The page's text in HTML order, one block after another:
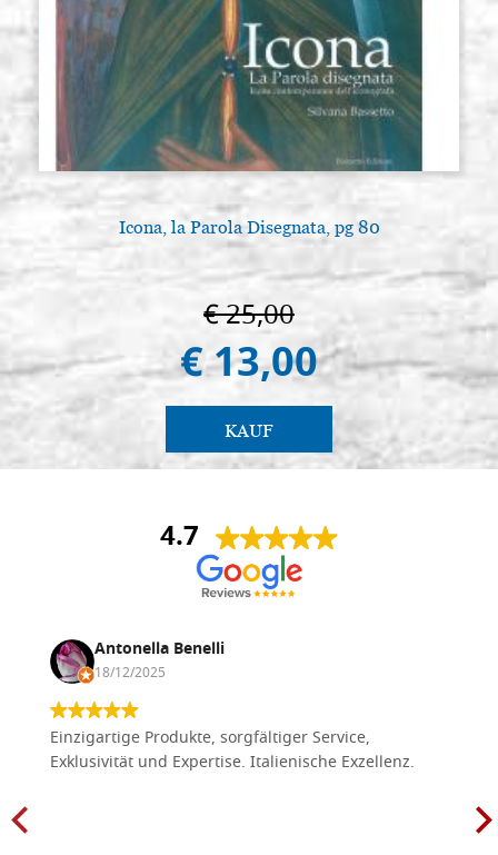
Icona, la Parola Disegnata, pg 80
€ 25,00
€ 13,00
KAUF
4.7
Antonella Benelli
18/12/2025
Einzigartige Produkte, sorgfältiger Service,
Exklusivität und Expertise. Italienische Exzellenz.